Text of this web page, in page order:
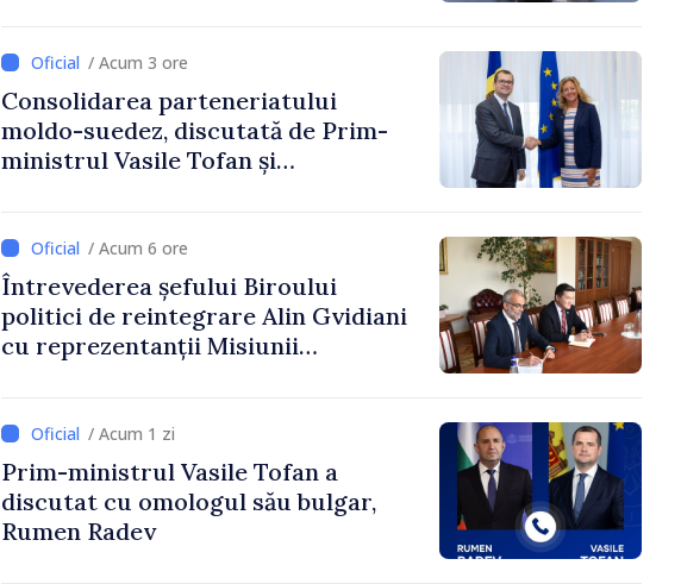
/ Acum 3 ore
Consolidarea parteneriatului
moldo-suedez, discutată de Prim-
ministrul Vasile Tofan și
/ Acum 6 ore
Întrevederea șefului Biroului
politici de reintegrare Alin Gvidiani
cu reprezentanții Misiunii
/ Acum 1 zi
Prim-ministrul Vasile Tofan a
discutat cu omologul său bulgar,
Rumen Radev